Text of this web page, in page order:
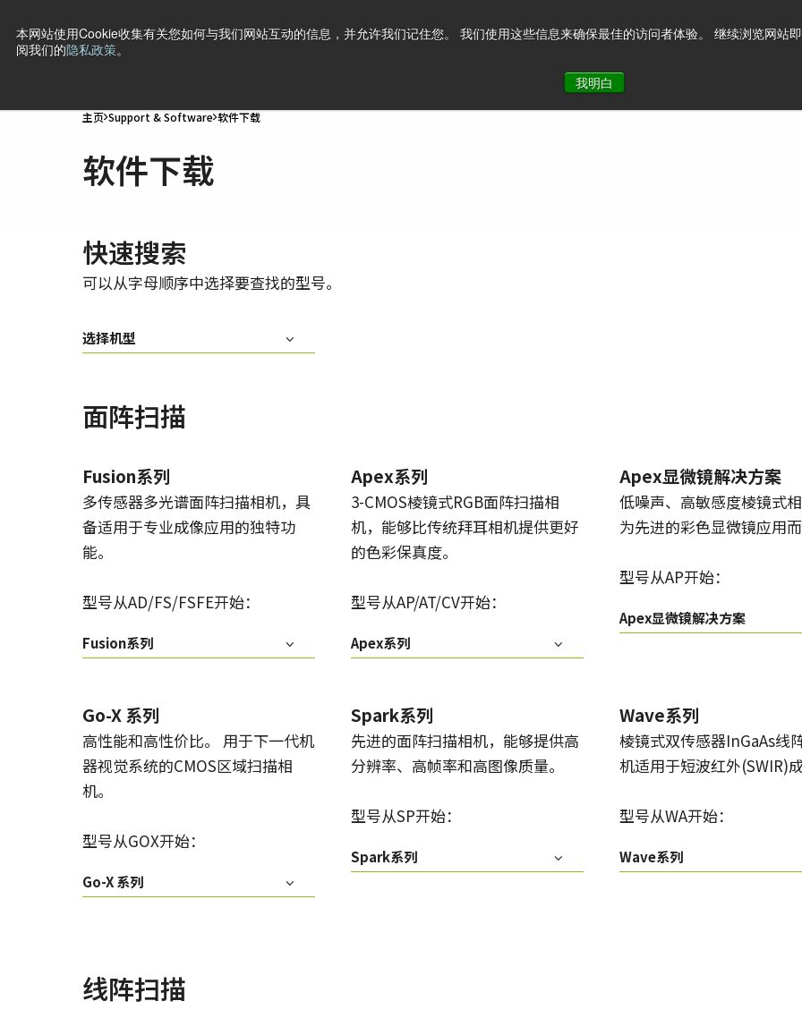
本网站使用Cookie收集有关您如何与我们网站互动的信息，并允许我们记住您。 我们使用这些信息来确保最佳的访问者体验。 继续浏览网站
阅我们的隐私政策。
我明白
主页 Support & Software 软件下载
软件下载
快速搜索
可以从字母顺序中选择要查找的型号。
选择机型
面阵扫描
Fusion系列
多传感器多光谱面阵扫描相机，具
备适用于专业成像应用的独特功
能。
型号从AD/FS/FSFE开始：
Fusion系列
Apex系列
3-CMOS棱镜式RGB面阵扫描相
机，能够比传统拜耳相机提供更好
的色彩保真度。
型号从AP/AT/CV开始：
Apex系列
Apex显微镜解决方案
低噪声、高敏感度棱镜式
为先进的彩色显微镜应用而
型号从AP开始：
Apex显微镜解决方案
Go-X 系列
高性能和高性价比。 用于下一代机
器视觉系统的CMOS区域扫描相
机。
型号从GOX开始：
Go-X 系列
Spark系列
先进的面阵扫描相机，能够提供高
分辨率、高帧率和高图像质量。
型号从SP开始：
Spark系列
Wave系列
棱镜式双传感器InGaAs线
机适用于短波红外(SWIR)成
型号从WA开始：
Wave系列
线阵扫描